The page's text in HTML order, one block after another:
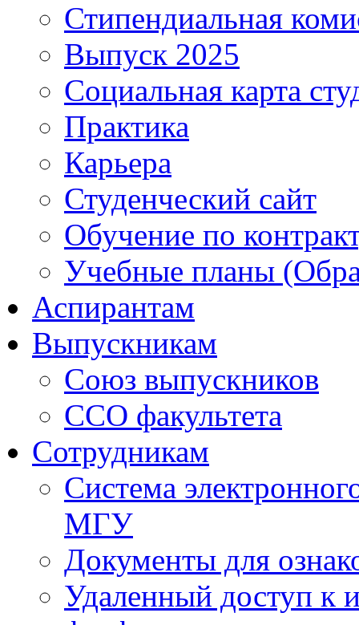
Стипендиальная
Выпуск 2025
Социальная карта
Практика
Карьера
Студенческий сайт
Обучение по
Учебные планы
Аспирантам
Выпускникам
Союз выпускников
ССО факультета
Сотрудникам
Система
МГУ
Документы для
Удаленный доступ к